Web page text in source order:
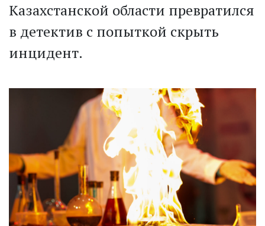
Казахстанской области превратился
в детектив с попыткой скрыть
инцидент.